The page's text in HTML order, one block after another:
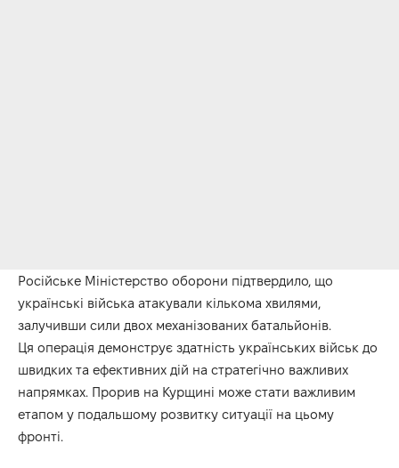
Російське Міністерство оборони підтвердило, що
українські війська атакували кількома хвилями,
залучивши сили двох механізованих батальйонів.
Ця операція демонструє здатність українських військ до
швидких та ефективних дій на стратегічно важливих
напрямках. Прорив на Курщині може стати важливим
етапом у подальшому розвитку ситуації на цьому
фронті.